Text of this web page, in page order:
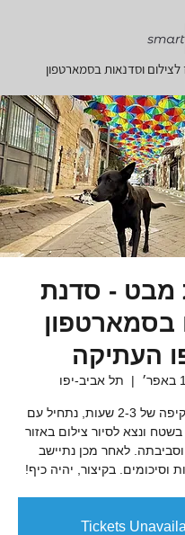
וסדנאותבסמארטפון
מבט - סדנת
בסמארטפון
העתיקה
  |
תל אביב-יפו
סדנת צילום מקיפה של 2-3 שעות, נתחיל עם
ונצא לסיור צילום באזור
לאחר מכן נתיישב
וסיכומים. בקיצור, יהיה כיף!
Tickets